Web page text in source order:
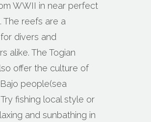
WWII in near perfect
The reefs are a
divers and
alike. The Togian
offer the culture of
people(sea
fishing local style or
and sunbathing in